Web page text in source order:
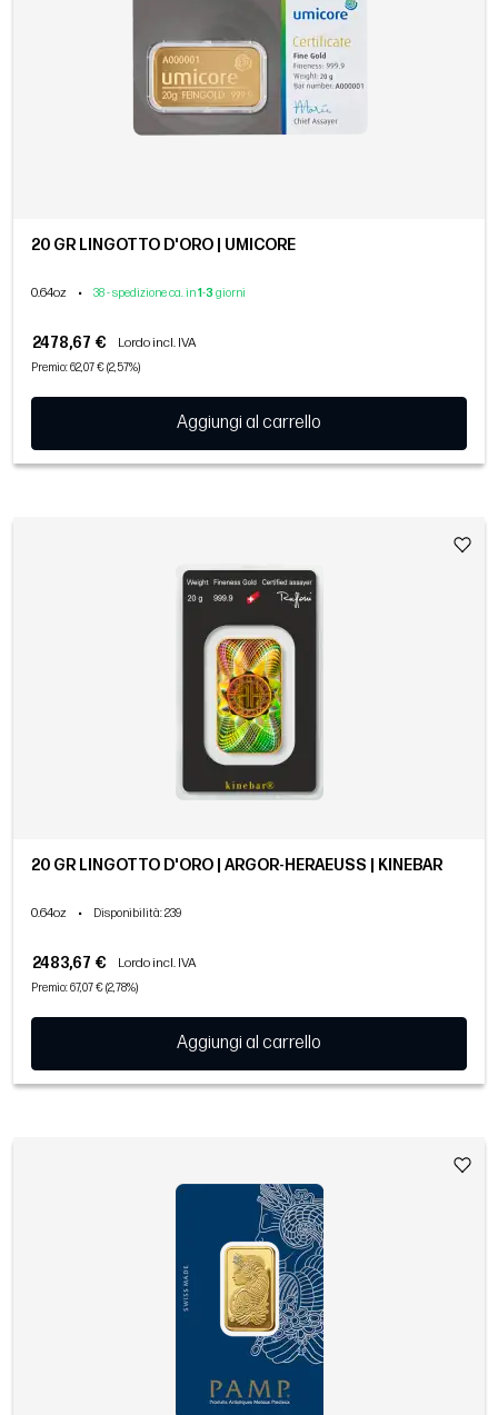
20 GR LINGOTTO D'ORO | UMICORE
0.64oz • 38 - spedizione ca. in1-3 giorni
2478,67 € Lordo incl. IVA
Premio: 62,07 € (2,57%)
Aggiungi al carrello
20 GR LINGOTTO D'ORO | ARGOR-HERAEUSS | KINEBAR
0.64oz • Disponibilità: 239
2483,67 € Lordo incl. IVA
Premio: 67,07 € (2,78%)
Aggiungi al carrello